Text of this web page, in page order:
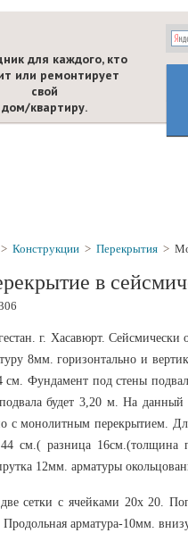
для каждого, кто
или ремонтирует
свой
дом/квартиру.
> Конструкции > Перекрытия >
в
г. Хасавюрт.
8мм. горизонтально и
см. Фундамент под стены
будет 3,20 м. На
с монолитным перекрытием.
см.( разница 16см.(толщина
12мм. арматуры
сетки с ячейками 20х 20.
Продольная арматура-10мм.